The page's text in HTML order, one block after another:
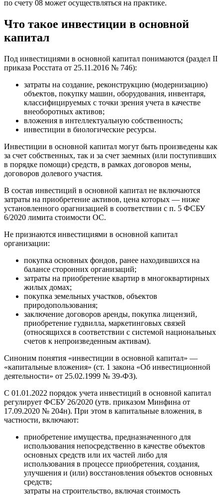
по счету 08 может осуществляться на практике.
Что такое инвестиции в основной
капитал
Под инвестициями в основной капитал понимаются (раздел II
приказа Росстата от 25.11.2016 № 746):
затраты на создание, реконструкцию (модернизацию)
объектов, покупку машин, оборудования, инвентаря,
классифицируемых с точки зрения учета в качестве
внеоборотных активов;
вложения в интеллектуальную собственность;
инвестиции в биологические ресурсы.
Инвестиции в основной капитал могут быть произведены как
за счет собственных, так и за счет заемных (или поступивших
в порядке помощи) средств, в рамках договоров мены,
договоров долевого участия.
В состав инвестиций в основной капитал не включаются
затраты на приобретение активов, цена которых — ниже
установленного орагнизацией в соответствии с п. 5 ФСБУ
6/2020 лимита стоимости ОС.
Не признаются инвестициями в основной капитал
организации:
покупка основных фондов, ранее находившихся на
балансе сторонних организаций;
затраты на приобретение квартир в многоквартирных
жилых домах;
покупка земельных участков, объектов
природопользования;
заключение договоров аренды, покупка лицензий,
приобретение гудвилла, маркетинговых связей
(относящихся в соответствии с системой национальных
счетов к непроизведенным активам).
Синоним понятия «инвестиции в основной капитал» —
«капитальные вложения» (ст. 1 закона «Об инвестиционной
деятельности» от 25.02.1999 № 39-ФЗ).
С 01.01.2022 порядок учета инвестиций в основной капитал
регулирует ФСБУ 26/2020 (утв. приказом Минфина от
17.09.2020 № 204н). При этом в капитальные вложения, в
частности, включают:
приобретение имущества, предназначенного для
использования непосредственно в качестве объектов
основных средств или их частей либо для
использования в процессе приобретения, создания,
улучшения и (или) восстановления объектов основных
средств;
затраты на строительство, включая стоимость